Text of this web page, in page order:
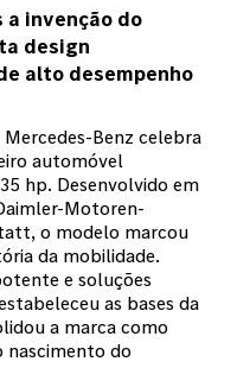
a invenção do
design
alto desempenho
Benz celebra
automóvel
hp. Desenvolvido em
Motoren-
o modelo marcou
da mobilidade.
e soluções
as bases da
a marca como
nascimento do